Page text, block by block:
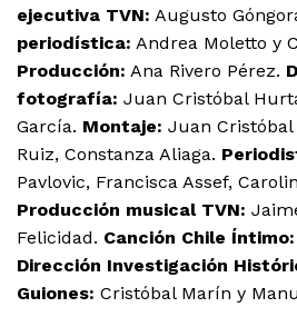
ejecutiva TVN: Augusto
periodística: Andrea Moletto y
Producción: Ana Rivero Pérez.
fotografía: Juan Cristóbal
García. Montaje: Juan
Ruiz, Constanza Aliaga.
Pavlovic, Francisca Assef,
Producción musical TVN:
Felicidad. Canción Chile Íntimo:
Dirección Investigación
Guiones: Cristóbal Marín y